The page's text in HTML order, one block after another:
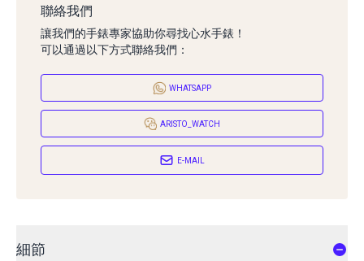
聯絡我們
讓我們的手錶專家協助你尋找心水手錶！
可以通過以下方式聯絡我們：
WHATSAPP
ARISTO_WATCH
E-MAIL
細節